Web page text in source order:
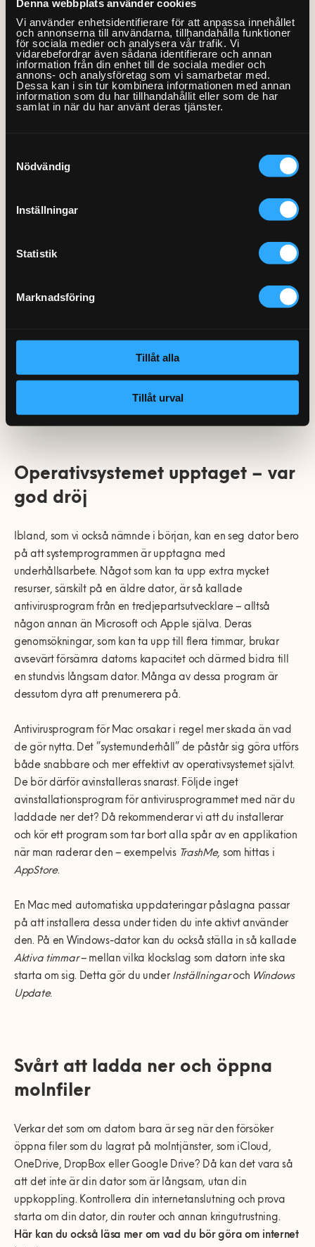
Denna webbplats använder cookies
Vi använder enhetsidentifierare för att anpassa innehållet
och annonserna till användarna, tillhandahålla funktioner
för sociala medier och analysera vår trafik. Vi
vidarebefordrar även sådana identifierare och annan
information från din enhet till de sociala medier och
annons- och analysföretag som vi samarbetar med.
Dessa kan i sin tur kombinera informationen med annan
information som du har tillhandahållit eller som de har
samlat in när du har använt deras tjänster.
Nödvändig
Inställningar
Statistik
Marknadsföring
Tillåt alla
Tillåt urval
bättre skydd mot datorsäkerhetshot än
de flesta andra antivirusprogram, vilket i princip har gjort de
senare överflödiga. Men misstänker du att du ändå
drabbats finns det ett bra och effektivt extraverktyg från
Microsoft, kallat Microsoft Safety Scanner. Ladda ner
programvaran och installera den.
karantän” så att du sedan kan ta bort dem. Observera att
önskar köra programmet med jämna mellanrum, för att
mot skadlig programvara av systemets inbyggda säkerhet.
kallade antivirusprogrammen för Mac är mer eller mindre
verkningslösa – något vi tar upp mer i detalj i nästa avsnitt.
Operativsystemet upptaget – var
god dröj
Ibland, som vi också nämnde i början, kan en seg dator bero
på att systemprogrammen är upptagna med
underhållsarbete. Något som kan ta upp extra mycket
resurser, särskilt på en äldre dator, är så kallade
antivirusprogram från en tredjepartsutvecklare – alltså
någon annan än Microsoft och Apple själva. Deras
genomsökningar, som kan ta upp till flera timmar, brukar
avsevärt försämra datorns kapacitet och därmed bidra till
en stundvis långsam dator. Många av dessa program är
dessutom dyra att prenumerera på.
Antivirusprogram för Mac orsakar i regel mer skada än vad
de gör nytta. Det ”systemunderhåll” de påstår sig göra utförs
både snabbare och mer effektivt av operativsystemet självt.
De bör därför avinstalleras snarast. Följde inget
avinstallationsprogram för antivirusprogrammet med när du
laddade ner det? Då rekommenderar vi att du installerar
och kör ett program som tar bort alla spår av en applikation
när man raderar den – exempelvis TrashMe, som hittas i
AppStore.
En Mac med automatiska uppdateringar påslagna passar
på att installera dessa under tiden du inte aktivt använder
den. På en Windows-dator kan du också ställa in så kallade
Aktiva timmar– mellan vilka klockslag som datorn inte ska
starta om sig. Detta gör du under Inställningaroch Windows
Update.
Svårt att ladda ner och öppna
molnfiler
Verkar det som om datorn bara är seg när den försöker
öppna filer som du lagrat på molntjänster, som iCloud,
OneDrive, DropBox eller Google Drive? Då kan det vara så
att det inte är din dator som är långsam, utan din
uppkoppling. Kontrollera din internetanslutning och prova
starta om din dator, din router och annan kringutrustning.
Här kan du också läsa mer om vad du bör göra om internet